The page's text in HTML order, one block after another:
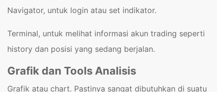
Navigator, untuk login atau set indikator.
Terminal, untuk melihat informasi akun trading seperti
history dan posisi yang sedang berjalan.
Grafik dan Tools Analisis
Grafik atau chart. Pastinya sangat dibutuhkan di suatu